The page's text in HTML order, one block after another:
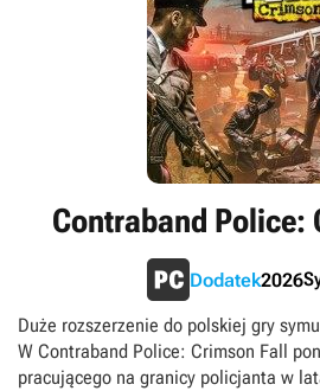
Contraband Police:
Dodatek2026
Duże rozszerzenie do polskiej gry
W Contraband Police: Crimson Fall
pracującego na granicy policjanta w